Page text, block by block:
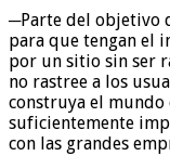
─Parte del objetivo
para que tengan el
por un sitio sin ser
no rastree a los
construya el mundo
suficientemente
con las grandes